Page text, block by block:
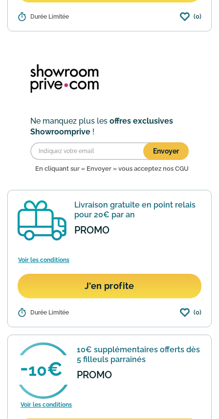
Détails : En vous inscrivant pour la 1ère fois sur
Durée Limitée (0)
Ne manquez plus les offres exclusives
Showroomprive !
Envoyer
En cliquant sur « Envoyer » vous acceptez nos CGU
Livraison gratuite en point relais
pour 20€ par an
PROMO
Voir les conditions
J'en profite
Détails : En souscrivant à l'abonnement infinity
profiterez pendant 1 an de la livraison
gratuite en point relais dès 20€ d'achat.
En savoir plus
Durée Limitée (0)
10
10€ supplémentaires offerts dès
5 filleuls parrainés
PROMO
Voir les conditions